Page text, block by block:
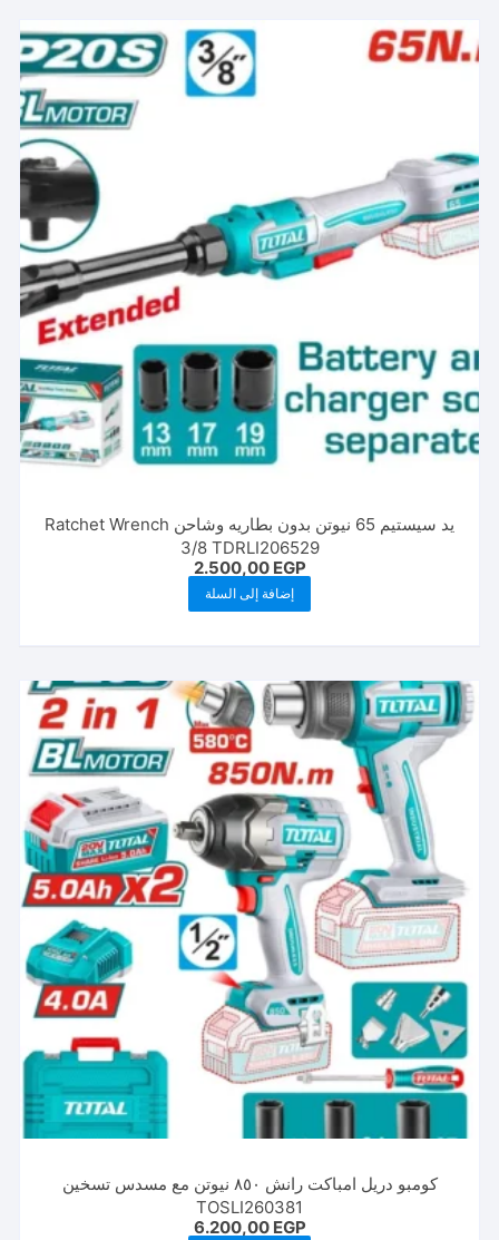
يد سيستيم 65 نيوتن بدون بطاريه وشاحن Ratchet Wrench
3/8 TDRLI206529
2.500,00 EGP
إضافة إلى السلة
كومبو دريل امباكت رانش ٨٥٠ نيوتن مع مسدس تسخين
TOSLI260381
6.200,00 EGP